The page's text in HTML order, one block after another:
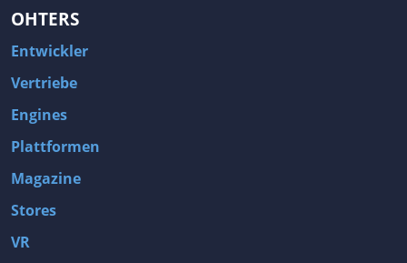
OHTERS
Entwickler
Vertriebe
Engines
Plattformen
Magazine
Stores
VR